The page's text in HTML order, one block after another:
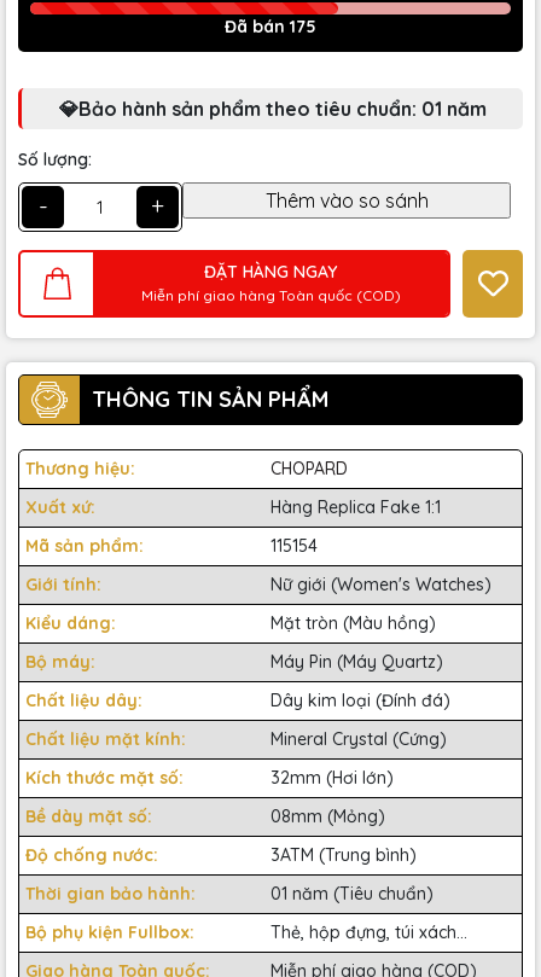
Đã bán 175
💎Bảo hành sản phẩm theo tiêu chuẩn: 01 năm
Số lượng:
- +
ĐẶT HÀNG NGAY
Miễn phí giao hàng Toàn quốc (COD)
THÔNG TIN SẢN PHẨM
Thương hiệu:
CHOPARD
Xuất xứ:
Hàng Replica Fake 1:1
Mã sản phẩm:
115154
Giới tính:
Nữ giới (Women's Watches)
Kiểu dáng:
Mặt tròn (Màu hồng)
Bộ máy:
Máy Pin (Máy Quartz)
Chất liệu dây:
Dây kim loại (Đính đá)
Chất liệu mặt kính:
Mineral Crystal (Cứng)
Kích thước mặt số:
32mm (Hơi lớn)
Bề dày mặt số:
08mm (Mỏng)
Độ chống nước:
3ATM (Trung bình)
Thời gian bảo hành:
01 năm (Tiêu chuẩn)
Bộ phụ kiện Fullbox:
Thẻ, hộp đựng, túi xách...
Giao hàng Toàn quốc:
Miễn phí giao hàng (COD)